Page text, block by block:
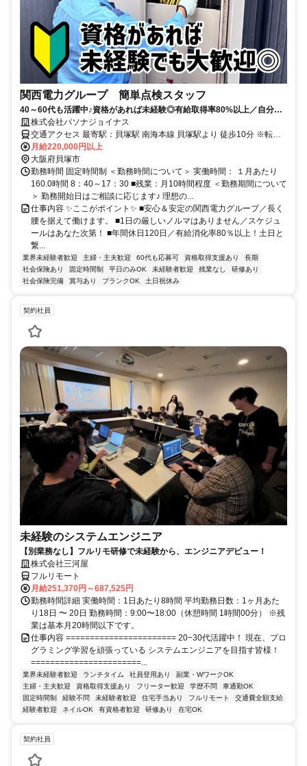
関西電力グループ 簡単点検スタッフ
40～60代も活躍中♪資格があれば未経験◎有給取得率80%以上／自分の
ペースで働ける♪
株式会社パソナジョイナス
交通アクセス 最寄駅：貝塚駅 南海本線 貝塚駅より 徒歩10分 ※転勤
なし ※通勤手当あり
月給220,000円以上
大阪府貝塚市
勤務時間 固定時間制 ＜勤務時間について＞ 実働時間： １月あたり
160.0時間 8：40～17：30 ■残業：月10時間程度 ＜勤務期間について
＞ 勤務開始日はご相談に応じます♪ 理想の...
仕事内容 ✨ここがポイント✨ ■安心＆安定の関西電力グループ／長く
腰を据えて働けます。 ■1日の厳しいノルマはありません／スケジュ
ールはあなた次第！ ■年間休日120日／有給消化率80％以上！土日と
繋...
業界未経験者歓迎 主婦・主夫歓迎 60代も応募可 資格取得支援あり
長期
社会保険あり
固定時間制 平日のみOK 未経験者歓迎 残業なし
研修あり
社会保険完備
賞与あり ブランクOK 土日祝休み
契約社員
未経験のシステムエンジニア
【別業務なし】フルリモ研修で未経験から、エンジニアデビュー！
株式会社三河屋
フルリモート
月給251,370円～687,525円
勤務時間詳細 実働時間：1日あたり8時間 平均勤務日数：1ヶ月あた
り18日 〜 20日 勤務時間：9:00〜18:00（休憩時間 1時間00分） ※残
業は基本月20時間以下です。
仕事内容 ======================= 20−30代活躍中！ 現在、プロ
グラミング学習を頑張っている システムエンジニアを目指す皆様！
=======================...
業界未経験者歓迎 ランチタイム 社員登用あり
副業・WワークOK
主婦・主夫歓迎
資格取得支援あり フリーター歓迎 学歴不問
車通勤OK
固定時間制
経験不問 未経験者歓迎 住宅手当あり フルリモート
交通費全額支給
経験者歓迎
ネイルOK 有資格者歓迎 研修あり 在宅OK
契約社員